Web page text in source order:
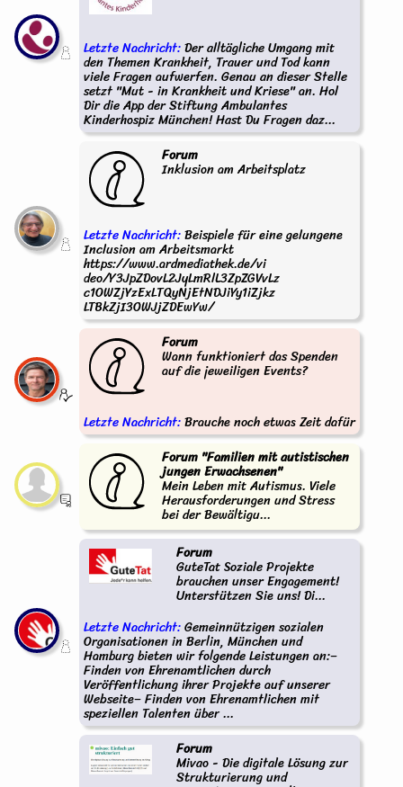
Letzte Nachricht:Der alltägliche Umgang mit
den Themen Krankheit, Trauer und Tod kann
viele Fragen aufwerfen. Genau an dieser Stelle
setzt "Mut - in Krankheit und Kriese" an. Hol
Dir die App der Stiftung Ambulantes
Kinderhospiz München! Hast Du Fragen daz...
Forum
Inklusion am Arbeitsplatz
Letzte Nachricht:Beispiele für eine gelungene
Inclusion am Arbeitsmarkt
https://www.ardmediathek.de/vi
deo/Y3JpZDovL2JyLmRlL3ZpZGVvLz
c1OWZjYzExLTQyNjEtNDJiYy1iZjkz
LTBkZjI3OWJjZDEwYw/
Forum
Wann funktioniert das Spenden
auf die jeweiligen Events?
Letzte Nachricht:Brauche noch etwas Zeit dafür
Forum "Familien mit autistischen
jungen Erwachsenen"
Mein Leben mit Autismus. Viele
Herausforderungen und Stress
bei der Bewältigu...
Forum
GuteTat Soziale Projekte
brauchen unser Engagement!
Unterstützen Sie uns! Di...
Letzte Nachricht:Gemeinnützigen sozialen
Organisationen in Berlin, München und
Hamburg bieten wir folgende Leistungen an:–
Finden von Ehrenamtlichen durch
Veröffentlichung ihrer Projekte auf unserer
Webseite– Finden von Ehrenamtlichen mit
speziellen Talenten über ...
Forum
Mivao - Die digitale Lösung zur
Strukturierung und